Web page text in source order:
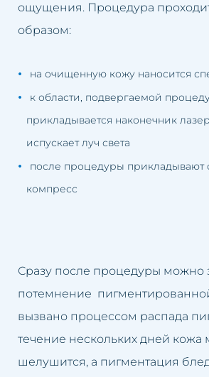
ощущения. Процедура
образом:
на очищенную кожу наносится
к области, подвергаемой
прикладывается наконечник
испускает луч света
после процедуры
компресс
Сразу после процедуры можно
потемнение
вызвано процессом распада
течение нескольких дней
шелушится, а пигментация